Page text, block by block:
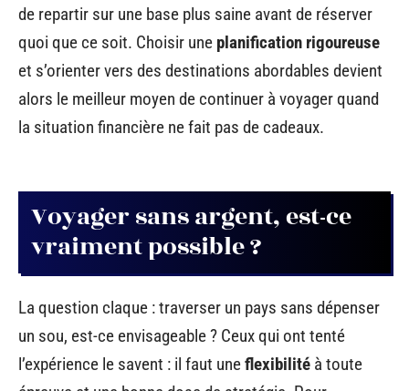
de repartir sur une base plus saine avant de réserver
quoi que ce soit. Choisir une planification rigoureuse
et s’orienter vers des destinations abordables devient
alors le meilleur moyen de continuer à voyager quand
la situation financière ne fait pas de cadeaux.
Voyager sans argent, est-ce
vraiment possible ?
La question claque : traverser un pays sans dépenser
un sou, est-ce envisageable ? Ceux qui ont tenté
l’expérience le savent : il faut uneflexibilité à toute